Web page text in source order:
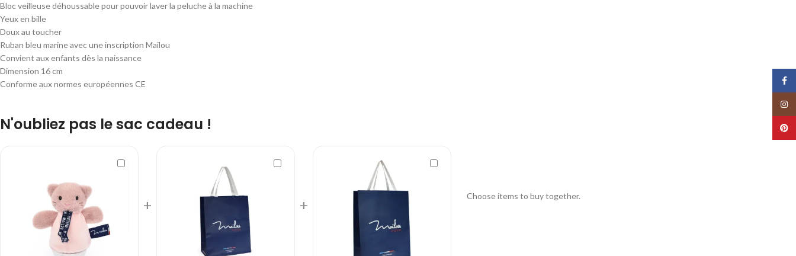
Bloc veilleuse déhoussable pour pouvoir laver la peluche à la machine
Yeux en bille
Doux au toucher
Ruban bleu marine avec une inscription Maïlou
Convient aux enfants dès la naissance
Dimension 16 cm
Conforme aux normes européennes CE
N'oubliez pas le sac cadeau !
+ +
Choose items to buy together.